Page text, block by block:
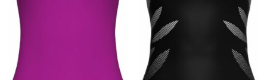
wishlist
wishlist